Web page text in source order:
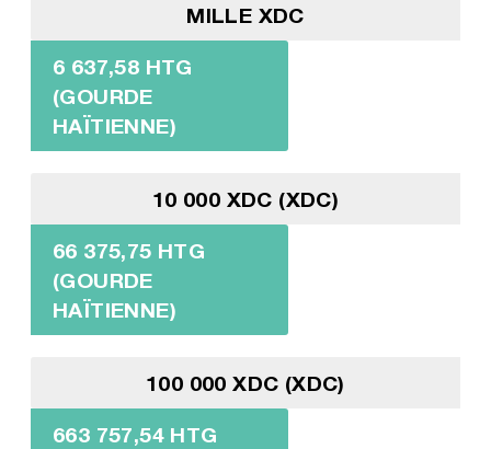
MILLE XDC
6 637,58 HTG
(GOURDE
HAÏTIENNE)
10 000 XDC (XDC)
66 375,75 HTG
(GOURDE
HAÏTIENNE)
100 000 XDC (XDC)
663 757,54 HTG